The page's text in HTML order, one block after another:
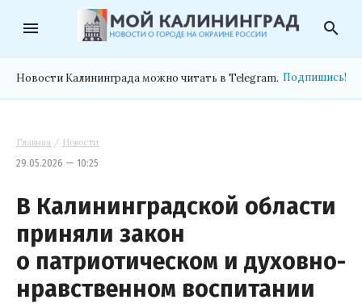
menu search
Новости Калининграда можно читать в Telegram. Подпишись!
Главная / Новости
29.05.2026 — 10:25
В Калининградской области
приняли закон
о патриотическом и духовно-
нравственном воспитании